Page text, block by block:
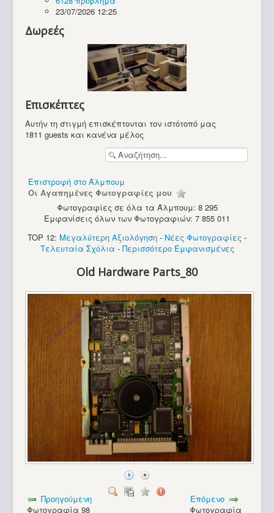
Υπολογιστές
Amstrad CPC 664
23/07/2026 12:25
Δωρεές
Επισκέπτες
Αυτήν τη στιγμή επισκέπτονται τον ιστότοπό μας
1811 guests και κανένα μέλος
Επιστροφή στο Άλμπουμ
Οι Αγαπημένες Φωτογραφίες μου
Φωτογραφίες σε όλα τα Άλμπουμ: 8 295
Εμφανίσεις όλων των Φωτογραφιών: 7 855 011
TOP 12: Μεγαλύτερη Αξιολόγηση - Νέες Φωτογραφίες -
Τελευταία Σχόλια - Περισσότερο Εμφανισμένες
Old Hardware Parts_80
Προηγούμενη
Φωτογραφία 98
Επόμενο
Φωτογραφία